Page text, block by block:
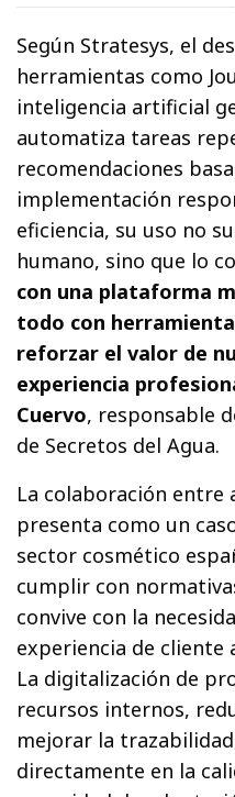
Según Stratesys, el
herramientas como
inteligencia artificial
automatiza tareas
recomendaciones
implementación
eficiencia, su uso no
humano, sino que lo
con una plataforma
todo con
reforzar el valor de
experiencia
Cuervo, responsable
de Secretos del Agua.
La colaboración entre
presenta como un
sector cosmético
cumplir con
convive con la
experiencia de cliente
La digitalización de
recursos internos,
mejorar la
directamente en la